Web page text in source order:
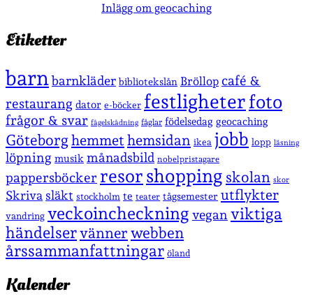
Inlägg om geocaching
Etiketter
barnbarnkläder bibliotekslån Bröllop café &
restaurang dator e-böcker festligheterfoto
frågor & svar fågelskådning fåglar födelsedag geocaching
Göteborghemmet hemsidan ikea jobb lopp läsning
löpning musik månadsbild nobelpristagare
pappersböcker resor shopping skolan skor
Skriva släkt stockholm te teater tågsemester utflykter
vandring veckoincheckning vegan viktiga
händelservänner webben
årssammanfattningar öland
Kalender